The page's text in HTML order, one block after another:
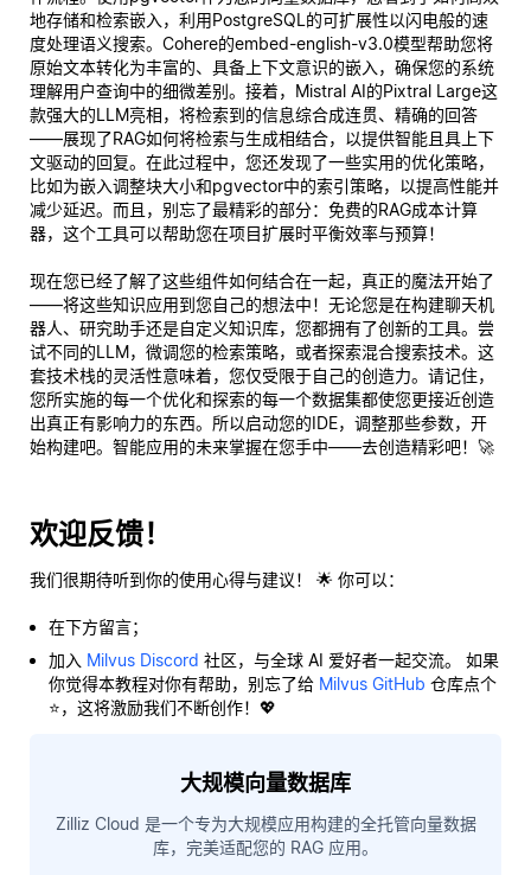
地存储和检索嵌入，利用PostgreSQL的可扩展性以闪电般的速
度处理语义搜索。Cohere的embed-english-v3.0模型帮助您将
原始文本转化为丰富的、具备上下文意识的嵌入，确保您的系统
理解用户查询中的细微差别。接着，Mistral AI的Pixtral Large这
款强大的LLM亮相，将检索到的信息综合成连贯、精确的回答
——展现了RAG如何将检索与生成相结合，以提供智能且具上下
文驱动的回复。在此过程中，您还发现了一些实用的优化策略，
比如为嵌入调整块大小和pgvector中的索引策略，以提高性能并
减少延迟。而且，别忘了最精彩的部分：免费的RAG成本计算
器，这个工具可以帮助您在项目扩展时平衡效率与预算！
现在您已经了解了这些组件如何结合在一起，真正的魔法开始了
——将这些知识应用到您自己的想法中！无论您是在构建聊天机
器人、研究助手还是自定义知识库，您都拥有了创新的工具。尝
试不同的LLM，微调您的检索策略，或者探索混合搜索技术。这
套技术栈的灵活性意味着，您仅受限于自己的创造力。请记住，
您所实施的每一个优化和探索的每一个数据集都使您更接近创造
出真正有影响力的东西。所以启动您的IDE，调整那些参数，开
始构建吧。智能应用的未来掌握在您手中——去创造精彩吧！🚀
欢迎反馈！
我们很期待听到你的使用心得与建议！ 🌟 你可以：
在下方留言；
加入 Milvus Discord 社区，与全球 AI 爱好者一起交流。 如果
你觉得本教程对你有帮助，别忘了给 Milvus GitHub 仓库点个
⭐，这将激励我们不断创作！💖
大规模向量数据库
Zilliz Cloud 是一个专为大规模应用构建的全托管向量数据
库，完美适配您的 RAG 应用。